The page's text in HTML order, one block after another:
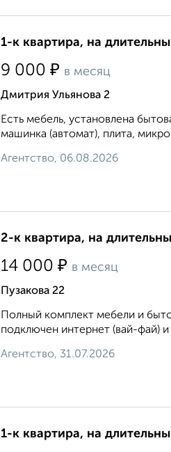
1-к квартира, на
9 000 ₽ в месяц
Дмитрия Ульянова 2
Есть мебель, установлена
машинка (автомат), плита,
Агентство, 06.08.2026
2-к квартира, на
14 000 ₽ в месяц
Пузакова 22
Полный комплект мебели и
подключен интернет (вай-фай)
Агентство, 31.07.2026
1-к квартира, на